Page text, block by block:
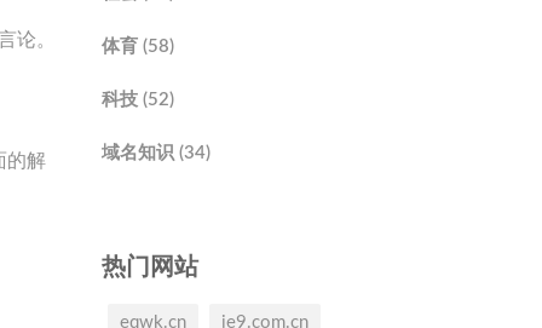
论。
的解
体育 (58)
科技 (52)
域名知识 (34)
热门网站
eqwk.cn ie9.com.cn